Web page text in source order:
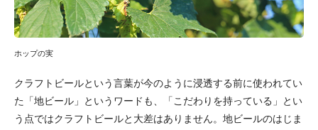
ホップの実
クラフトビールという言葉が今のように浸透する前に使われてい
た「地ビール」というワードも、「こだわりを持っている」とい
う点ではクラフトビールと大差はありません。地ビールのはじま